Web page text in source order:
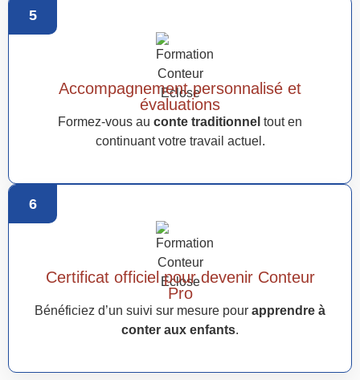
5
Accompagnement personnalisé et
évaluations
Formez-vous au conte traditionnel tout en
continuant votre travail actuel.
6
Certificat officiel pour devenir Conteur
Pro
Bénéficiez d’un suivi sur mesure pour apprendre à
conter aux enfants.